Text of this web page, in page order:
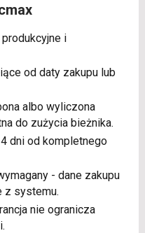
i
od daty zakupu lub
albo wyliczona
do zużycia bieżnika.
dni od kompletnego
- dane zakupu
z systemu.
nie ogranicza